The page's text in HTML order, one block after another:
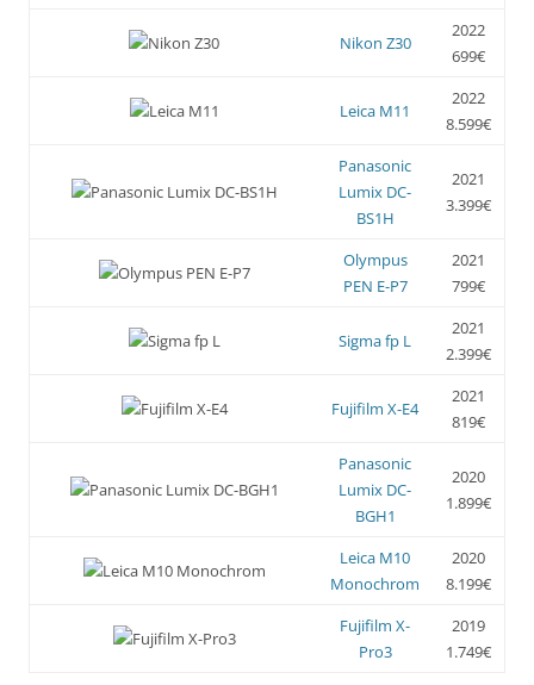
Nikon Z30
2022
699€
Leica M11
2022
8.599€
Panasonic
Lumix DC-
BS1H
2021
3.399€
Olympus
PEN E-P7
2021
799€
Sigma fp L
2021
2.399€
Fujifilm X-E4
2021
819€
Panasonic
Lumix DC-
BGH1
2020
1.899€
Leica M10
Monochrom
2020
8.199€
Fujifilm X-
Pro3
2019
1.749€